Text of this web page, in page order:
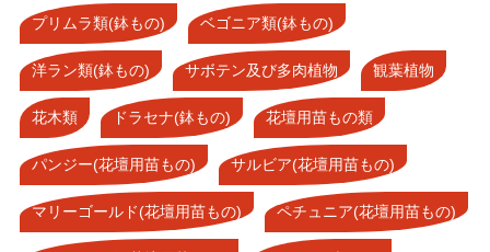
プリムラ類(鉢もの) ベゴニア類(鉢もの)
洋ラン類(鉢もの) サボテン及び多肉植物 観葉植物
花木類 ドラセナ(鉢もの) 花壇用苗もの類
パンジー(花壇用苗もの) サルビア(花壇用苗もの)
マリーゴールド(花壇用苗もの) ペチュニア(花壇用苗もの)